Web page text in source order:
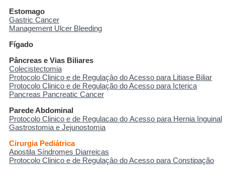
Estomago
Gastric Cancer
Management Ulcer Bleeding
Fígado
Pâncreas e Vias Biliares
Colecistectomia
Protocolo Clinico e de Regulaçâo do Acesso para Litiase Biliar
Protocolo Clinico e de Regulação do Acesso para Icterica
Pancreas Pancreatic Cancer
Parede Abdominal
Protocolo Clinico e de Regulacao do Acesso para Hernia Inguinal
Gastrostomia e Jejunostomia
Cirurgia Pediátrica
Apostila Síndromes Diarreicas
Protocolo Clinico e de Regulaçâo do Acesso para Constipação